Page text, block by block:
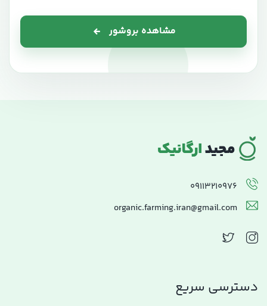
مشاهده بروشور
09113210976
organic.farming.iran@gmail.com
دسترسی سریع